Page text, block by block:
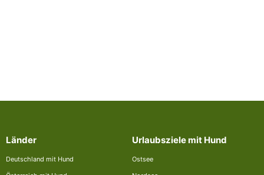
Länder
Deutschland mit Hund
Urlaubsziele mit Hund
Ostsee